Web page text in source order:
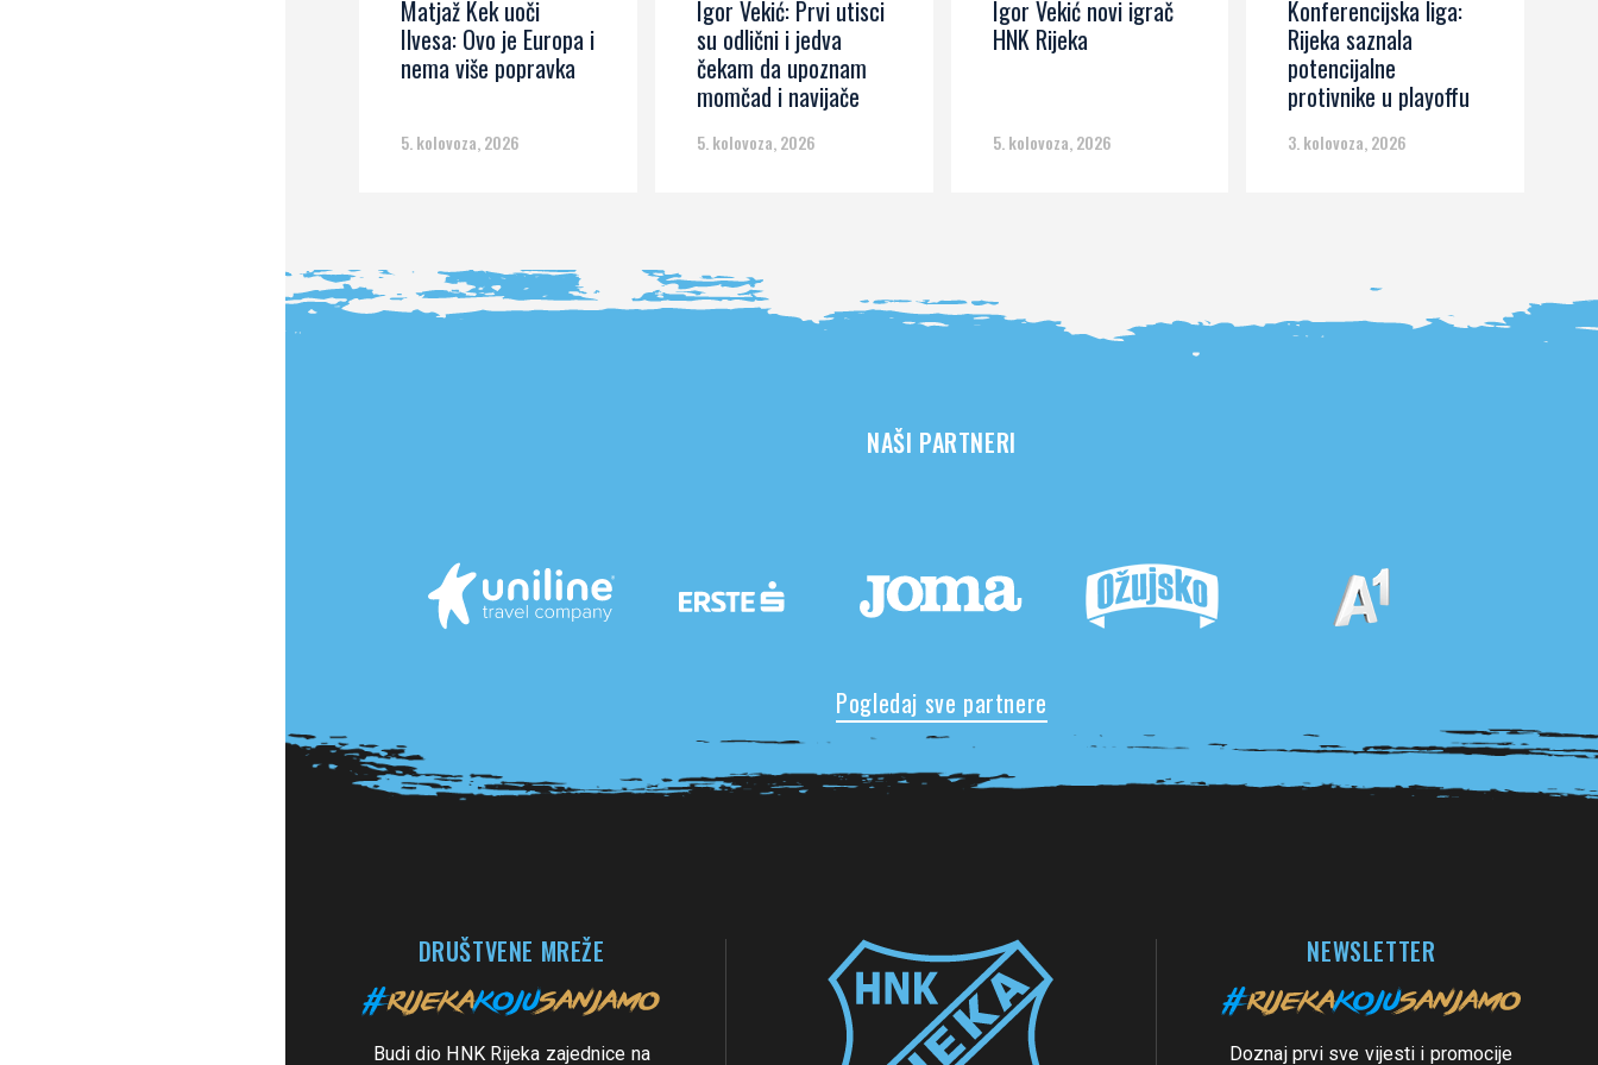
Matjaž Kek uoči
Ilvesa: Ovo je Europa i
nema više popravka
5. kolovoza, 2026
Igor Vekić: Prvi utisci
su odlični i jedva
čekam da upoznam
momčad i navijače
5. kolovoza, 2026
Igor Vekić novi igrač
HNK Rijeka
5. kolovoza, 2026
Konferencijska liga:
Rijeka saznala
potencijalne
protivnike u playoffu
3. kolovoza, 2026
NAŠI PARTNERI
Pogledaj sve partnere
DRUŠTVENE MREŽE
Budi dio HNK Rijeka zajednice na
NEWSLETTER
Doznaj prvi sve vijesti i promocije